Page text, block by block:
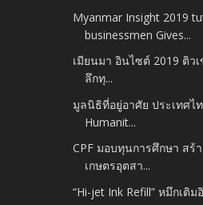
Myanmar Insight 2019
businessmen Gives...
เมียนมา อินไซต์ 2019 ติว
ลึกทุ...
มูลนิธิที่อยู่อาศัย ประเทศไ
Humanit...
CPF มอบทุนการศึกษา สร้
เกษตรอุตสา...
“Hi-jet Ink Refill” หมึกเติ